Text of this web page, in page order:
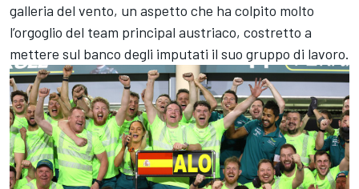
galleria del vento, un aspetto che ha colpito molto
l’orgoglio del team principal austriaco, costretto a
mettere sul banco degli imputati il suo gruppo di lavoro.